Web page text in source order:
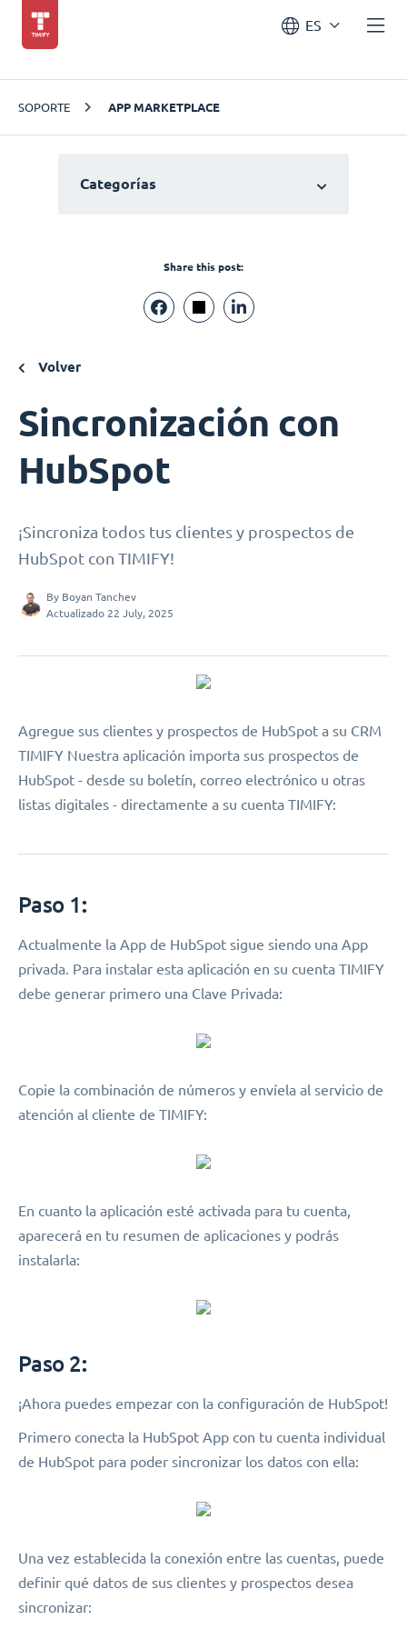
ES
SOPORTE APP MARKETPLACE
Categorías
Share this post:
Volver
Sincronización con
HubSpot
¡Sincroniza todos tus clientes y prospectos de
HubSpot con TIMIFY!
By Boyan Tanchev
Actualizado 22 July, 2025
Agregue sus clientes y prospectos de HubSpot a su CRM
TIMIFY Nuestra aplicación importa sus prospectos de
HubSpot - desde su boletín, correo electrónico u otras
listas digitales - directamente a su cuenta TIMIFY:
Paso 1:
Actualmente la App de HubSpot sigue siendo una App
privada. Para instalar esta aplicación en su cuenta TIMIFY
debe generar primero una Clave Privada:
Copie la combinación de números y envíela al servicio de
atención al cliente de TIMIFY:
En cuanto la aplicación esté activada para tu cuenta,
aparecerá en tu resumen de aplicaciones y podrás
instalarla:
Paso 2:
¡Ahora puedes empezar con la configuración de HubSpot!
Primero conecta la HubSpot App con tu cuenta individual
de HubSpot para poder sincronizar los datos con ella:
Una vez establecida la conexión entre las cuentas, puede
definir qué datos de sus clientes y prospectos desea
sincronizar: